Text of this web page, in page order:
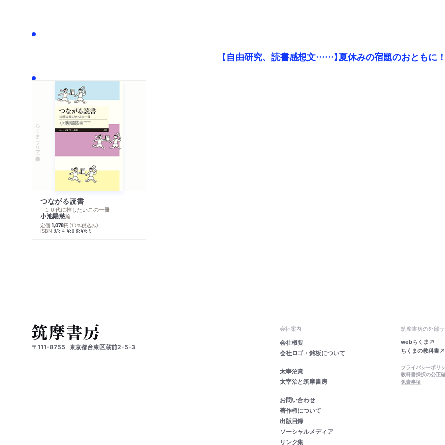
【自由研究、読書感想文……】夏休みの宿題のおともに！
ちくまプリマー新書
つながる読書
─１０代に推したいこの一冊
小池陽慈編
定価:1,078円 （10％税込み）
ISBN:978-4-480-68476-9
〒111-8755 東京都台東区蔵前2-5-3
会社案内
会社概要
会社ロゴ・銘板について
太宰治賞
太宰治と筑摩書房
お問い合わせ
著作権について
出版目録
ソーシャルメディア
リンク集
筑摩書房の外部サ
webちくま
ちくまの教科書
プライバシーポリ
教科書採択の公正
免責事項